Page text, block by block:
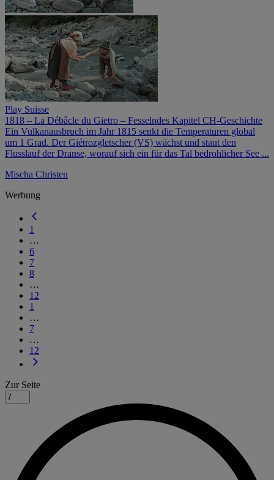
Play Suisse
1818 – La Débâcle du Gietro – Fesselndes Kapitel CH-Geschichte
Ein Vulkanausbruch im Jahr 1815 senkt die Tem­peraturen global
um 1 Grad. Der Giétrozgletscher (VS) wächst und staut den
Flusslauf der Dranse, wo­rauf sich ein für das Tal bedrohlicher See ...
Mischa Christen
Werbung
1
…
6
7
8
…
12
1
…
7
…
12
Zur Seite